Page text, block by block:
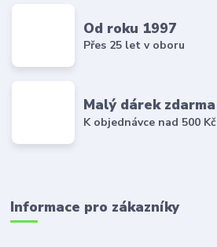
Od roku 1997
Přes 25 let v oboru
Malý dárek zdarma
K objednávce nad 500 Kč
Informace pro zákazníky